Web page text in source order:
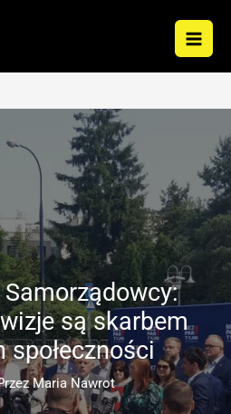
są skarbem
społeczności
Maria Nawrot